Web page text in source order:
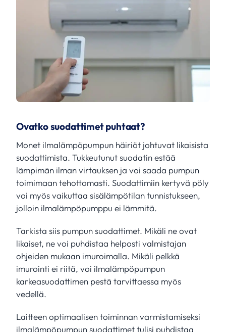
Ovatko suodattimet puhtaat?
Monet ilmalämpöpumpun häiriöt johtuvat likaisista
suodattimista. Tukkeutunut suodatin estää
lämpimän ilman virtauksen ja voi saada pumpun
toimimaan tehottomasti. Suodattimiin kertyvä pöly
voi myös vaikuttaa sisälämpötilan tunnistukseen,
jolloin ilmalämpöpumppu ei lämmitä.
Tarkista siis pumpun suodattimet. Mikäli ne ovat
likaiset, ne voi puhdistaa helposti valmistajan
ohjeiden mukaan imuroimalla. Mikäli pelkkä
imurointi ei riitä, voi ilmalämpöpumpun
karkeasuodattimen pestä tarvittaessa myös
vedellä.
Laitteen optimaalisen toiminnan varmistamiseksi
ilmalämpöpumpun suodattimet tulisi puhdistaa